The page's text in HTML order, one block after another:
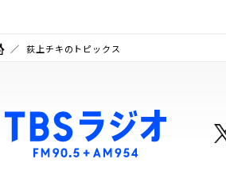
荻上チキのトピックス